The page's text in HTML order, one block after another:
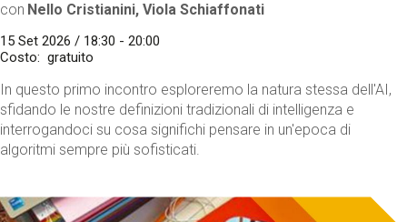
con Nello Cristianini, Viola Schiaffonati
15 Set 2026 / 18:30 - 20:00
Costo
gratuito
In questo primo incontro esploreremo la natura stessa dell'AI,
sfidando le nostre definizioni tradizionali di intelligenza e
interrogandoci su cosa significhi pensare in un'epoca di
algoritmi sempre più sofisticati.